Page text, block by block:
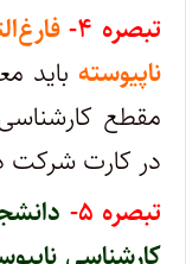
تبصره ۴-
ناپیوسته باید
مقطع
در کارت شرکت
تبصره ۵-